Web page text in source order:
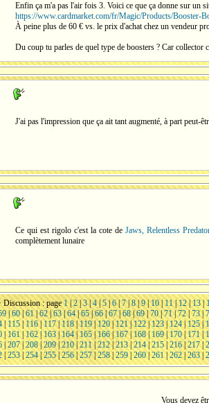
Enfin ça m'a pas l'air fois 3. Voici ce que ça donne sur un
https://www.cardmarket.com/fr/Magic/Products/Booster-
À peine plus de 60 € vs. le prix d'achat chez un vendeur
Du coup tu parles de quel type de boosters ? Car collector
J'ai pas l'impression que ça ait tant augmenté, à part peut-
Ce qui est rigolo c'est la cote de Jaws, Relentless
complètement lunaire
: page 1|2|3|4|5| 6|7|8| 9|10| 11|12| 13|
|60|61|62|63| 64|65|66|67|68|69|70|71|72|73|
| 115| 116| 117| 118| 119|120| 121|122| 123| 124|125|
| 161| 162| 163|164| 165|166| 167|168| 169| 170| 171|
| 207| 208| 209|210|211|212|213|214|215| 216| 217|
|253| 254|255|256|257|258| 259| 260|261| 262|263|
Vous devez